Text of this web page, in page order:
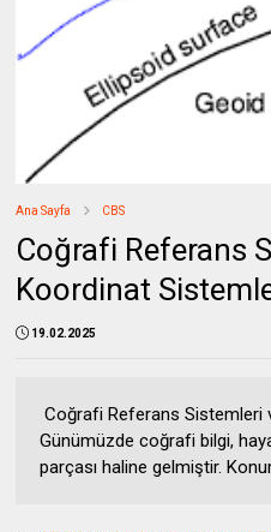
Ana Sayfa CBS
Coğrafi Referans
Koordinat
19.02.2025
Coğrafi Referans Sistemleri
Günümüzde coğrafi bilgi,
parçası haline gelmiştir.